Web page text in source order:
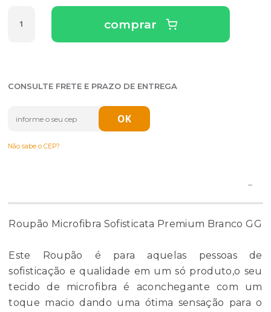
comprar
CONSULTE FRETE E PRAZO DE ENTREGA
Não sabe o CEP?
Roupão Microfibra Sofisticata Premium Branco GG
Este Roupão é para aquelas pessoas de
sofisticação e qualidade em um só produto,o seu
tecido de microfibra é aconchegante com um
toque macio dando uma ótima sensação para o